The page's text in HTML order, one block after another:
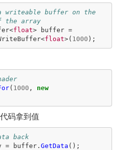
writeable buffer on the
the array
<float> buffer =
<float>( 1000 );
( 1000 ,
new
码拿到值
back
= buffer. GetData ();